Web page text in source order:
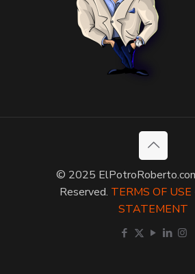
© 2025
Reserved. TERMS OF USE
STATEMENT